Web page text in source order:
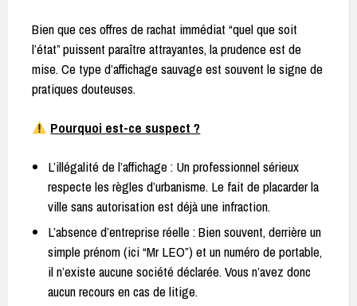
Bien que ces offres de rachat immédiat “quel que soit
l’état” puissent paraître attrayantes, la prudence est de
mise. Ce type d’affichage sauvage est souvent le signe de
pratiques douteuses.
Pourquoi est-ce suspect ?
L’illégalité de l’affichage : Un professionnel sérieux
respecte les règles d’urbanisme. Le fait de placarder la
ville sans autorisation est déjà une infraction.
L’absence d’entreprise réelle : Bien souvent, derrière un
simple prénom (ici “Mr LEO”) et un numéro de portable,
il n’existe aucune société déclarée. Vous n’avez donc
aucun recours en cas de litige.